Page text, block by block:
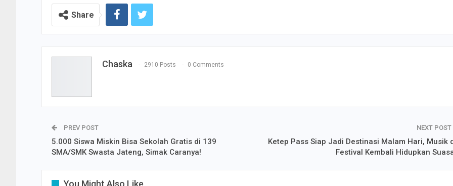
Share
Chaska 2910 Posts 0 Comments
PREV POST
5.000 Siswa Miskin Bisa Sekolah Gratis di 139
SMA/SMK Swasta Jateng, Simak Caranya!
NEXT POST
Ketep Pass Siap Jadi Destinasi Malam Hari, Musik
Festival Kembali Hidupkan
You Might Also Like